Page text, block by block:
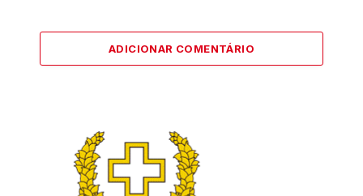
ADICIONAR COMENTÁRIO